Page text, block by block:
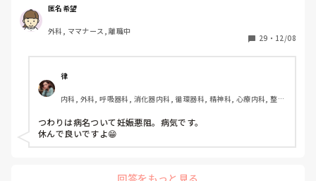
でしょ」と言われました。体調的に本当にしんどいです。患
者の心配している余裕がなく、急変したらと不安です。結構
ナイーブになっているのかすぐ涙が出ます。妊娠初期はみん
自分が甘いだけなんですか。
匿名希望
外科, ママナース, 離職中
29 ・ 12/08
律
内科, 外科, 呼吸器科, 消化器内科, 循環器科, 精神科, 心療内科, 整形
内科, 脳神経外科, 消化器外科, 慢性期, 終末期
つわりは病名ついて妊娠悪阻。病気です。
休んで良いですよ😁
回答をもっと見る